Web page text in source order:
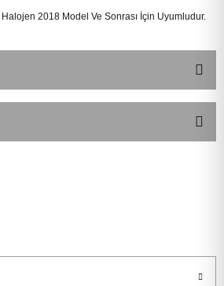
2018 Model Ve Sonrası İçin Uyumludur.